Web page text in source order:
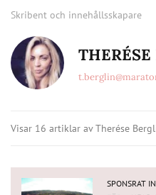
Skribent och innehållsskapare
Visar 16 artiklar av Therése
SPONSRAT